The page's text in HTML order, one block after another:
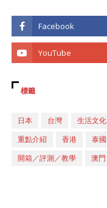
標籤
日本 台灣 生活文化
重點介紹
香港 泰國
開箱／評測／教學
澳門